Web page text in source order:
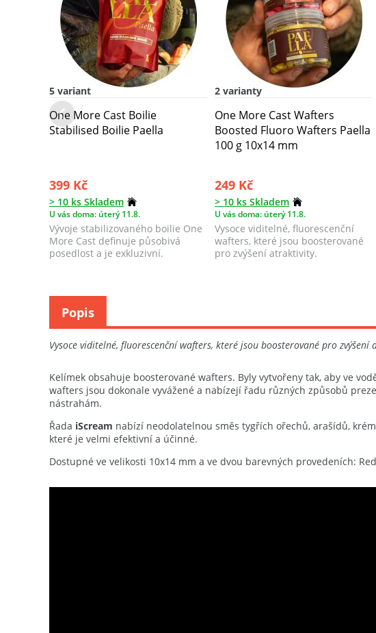
5 variant
One More Cast Boilie
Stabilised Boilie Paella
399 Kč
> 10 ks Skladem
U vás doma: úterý 11.8.
Vývoje stabilizovaného boilie One
More Cast definuje působivá
posedlost a je exkluzivní.
2 varianty
One More Cast Wafters
Boosted Fluoro Wafters Paella
100 g 10x14 mm
249 Kč
> 10 ks Skladem
U vás doma: úterý 11.8.
Vysoce viditelné, fluorescenční
wafters, které jsou boosterované
pro zvýšení atraktivity.
Vysoce viditelné, fluorescenční wafters, které jsou boosterované pro zvýšení
Kelímek obsahuje boosterované wafters. Byly vytvořeny tak, aby ve
wafters jsou dokonale vyvážené a nabízejí řadu různých způsobů
nástrahám.
Řada iScream nabízí neodolatelnou směs tygřích ořechů, arašídů,
které je velmi efektivní a účinné.
Dostupné ve velikosti 10x14 mm a ve dvou barevných provedeních:
Popis